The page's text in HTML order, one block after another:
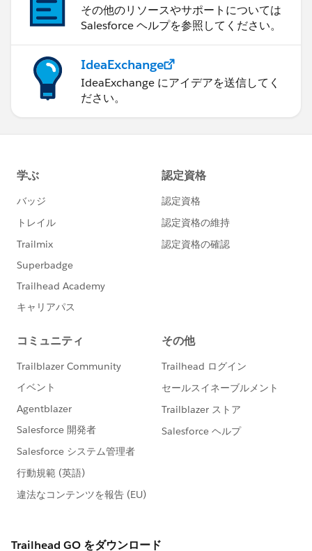
その他のリソースやサポートについては
Salesforce ヘルプを参照してください。
IdeaExchange
IdeaExchange にアイデアを送信してく
ださい。